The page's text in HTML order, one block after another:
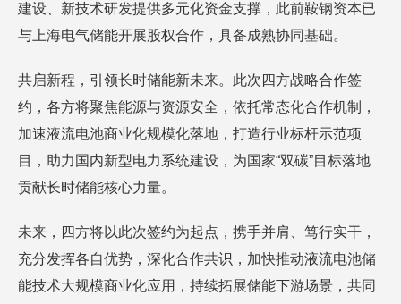
建设、新技术研发提供多元化资金支撑，此前鞍钢资本已
与上海电气储能开展股权合作，具备成熟协同基础。
共启新程，引领长时储能新未来。此次四方战略合作签
约，各方将聚焦能源与资源安全，依托常态化合作机制，
加速液流电池商业化规模化落地，打造行业标杆示范项
目，助力国内新型电力系统建设，为国家“双碳”目标落地
贡献长时储能核心力量。
未来，四方将以此次签约为起点，携手并肩、笃行实干，
充分发挥各自优势，深化合作共识，加快推动液流电池储
能技术大规模商业化应用，持续拓展储能下游场景，共同